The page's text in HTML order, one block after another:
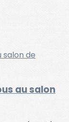
au salon